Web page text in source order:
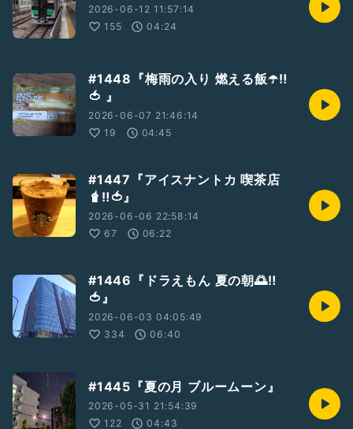
2026-06-12 11:57:14
155
04:24
#1448『梅雨の入り 燃える飯☂️‼️
🍅 』
2026-06-07 21:46:14
19
04:45
#1447『アイスナントカ 喫茶店
🧋‼️🍅』
2026-06-06 22:58:14
67
06:22
#1446『ドラえもん 夏の朝🌅‼️
🍅』
2026-06-03 04:05:49
334
06:40
#1445『夏の月 ブルームーン』
2026-05-31 21:54:39
122
04:43